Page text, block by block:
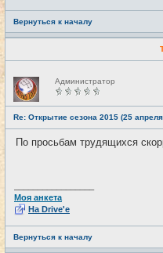
Вернуться к началу
Н
е
в
с
е
т
и
Администратор
Re: Открытие сезона 2015 (25
По просьбам трудящихся
Моя анкета
На Drive'e
Вернуться к началу